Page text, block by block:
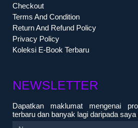
Checkout
Terms And Condition
Return And Refund Policy
Privacy Policy
Koleksi E-Book Terbaru
NEWSLETTER
Dapatkan maklumat mengenai
terbaru dan banyak lagi daripada